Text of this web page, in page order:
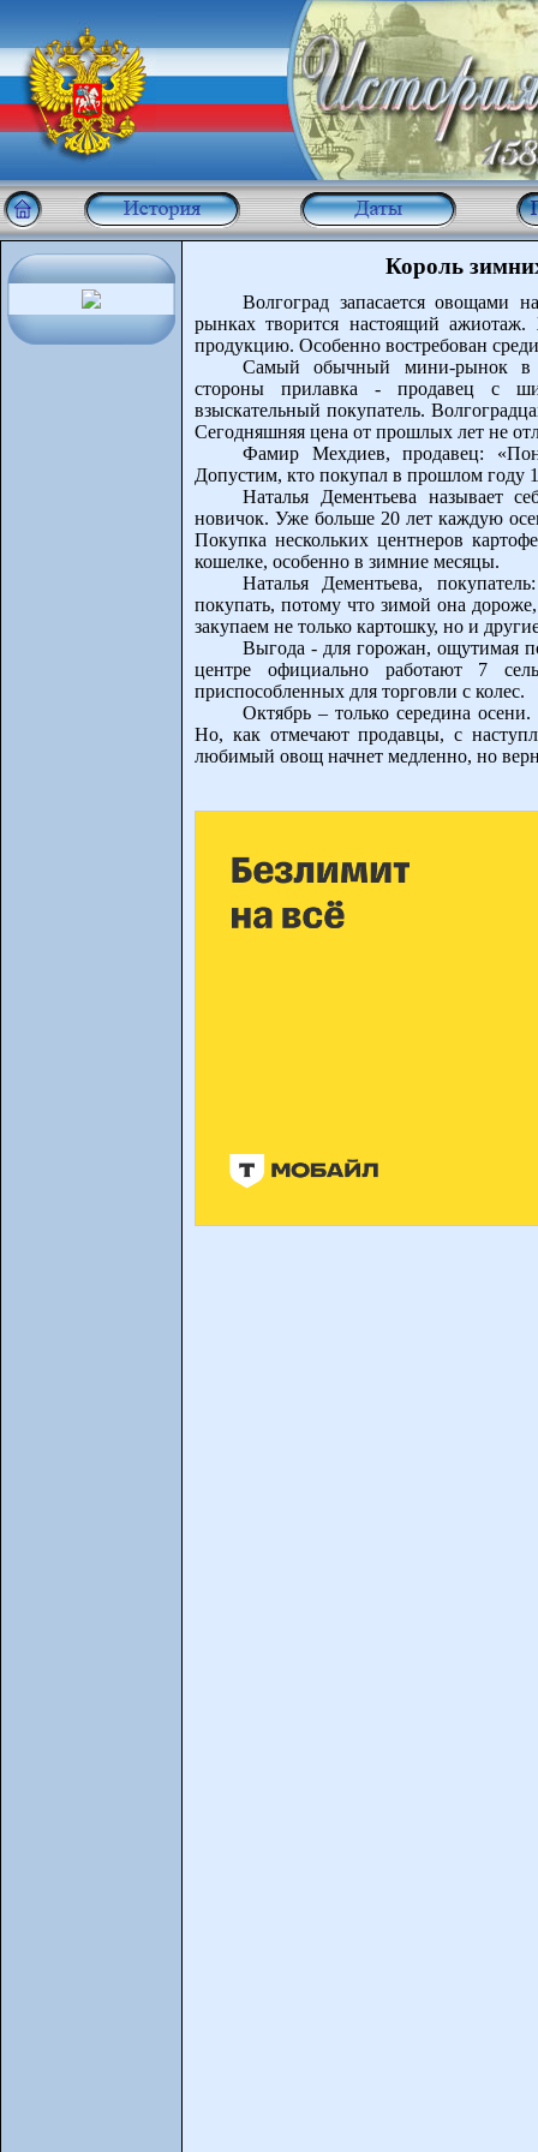
Король
Волгоград запасается овощами
рынках творится настоящий
продукцию. Особенно востребован
Самый обычный мини-рынок в
стороны прилавка - продавец с
взыскательный покупатель.
Сегодняшняя цена от прошлых лет не
Фамир Мехдиев, продавец:
Допустим, кто покупал в прошлом году
Наталья Дементьева называет
новичок. Уже больше 20 лет каждую
Покупка нескольких центнеров
кошелке, особенно в зимние месяцы.
Наталья Дементьева,
покупать, потому что зимой она
закупаем не только картошку, но и
Выгода - для горожан, ощутимая
центре официально работают 7
приспособленных для торговли с колес.
Октябрь – только середина
Но, как отмечают продавцы, с
любимый овощ начнет медленно, но